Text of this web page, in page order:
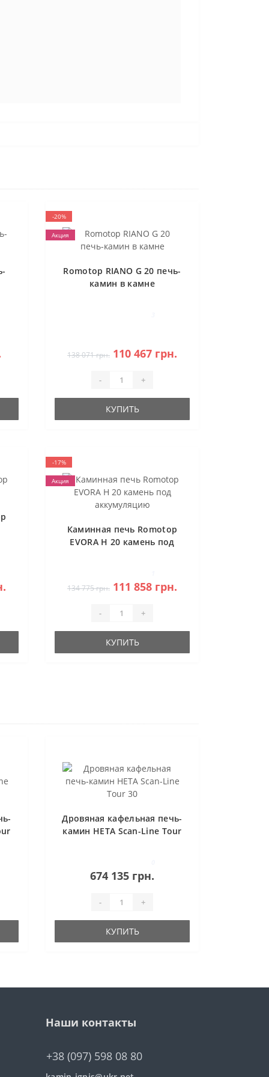
-20%
Акция
Romotop RIANO G 20 печь-
камин в камне
138 071 грн. 110 467 грн.
- +
КУПИТЬ
-17%
Акция
Каминная печь Romotop
EVORA H 20 камень под
134 775 грн. 111 858 грн.
- +
КУПИТЬ
Дровяная кафельная печь-
камин HETA Scan-Line Tour
674 135 грн.
- +
КУПИТЬ
Наши контакты
+38 (097) 598 08 80